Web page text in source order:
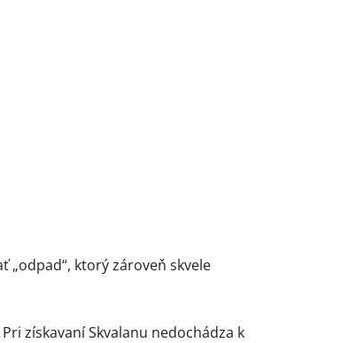
„odpad“, ktorý zároveň skvele
získavaní Skvalanu nedochádza k